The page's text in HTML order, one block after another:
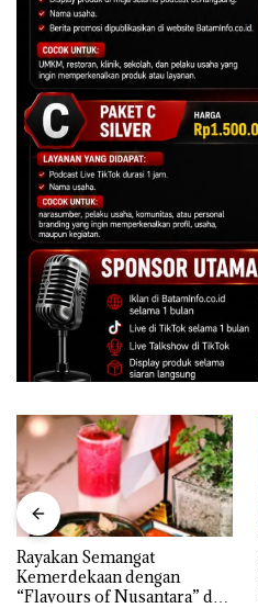
Rayakan Semangat
Kemerdekaan dengan
“Flavours of Nusantara” di